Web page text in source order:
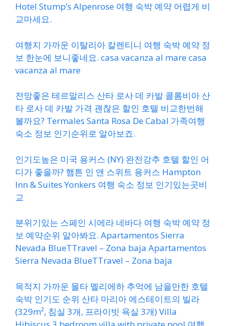
Hotel Stump’s Alpenrose 여행 숙박 예약 어렵게 비
교마세요.
여행지 가까운 이탈리아 칼렌티니 여행 숙박 예약 정
보 한눈에 보니좋네요. casa vacanza al mare casa
vacanza al mare
전망좋은 테르말리스 산타 로사 데 카발 콜롬비아 산
타 로사 데 카발 가격 괜찮은 할인 호텔 비교한번해
볼까요? Termales Santa Rosa De Cabal 가족여행
숙소 정보 인기순위로 알아보죠.
인기도높은 미국 용커스 (NY) 완전강추 호텔 할인 어
디가 좋을까? 햄튼 인 앤 스위트 용커스 Hampton
Inn & Suites Yonkers 여행 숙소 정보 인기있는곳비
교
분위기있는 스페인 시에라 네바다 여행 숙박 예약 정
보 예약순위 알아봐요. Apartamentos Sierra
Nevada BlueTTravel – Zona baja Apartamentos
Sierra Nevada BlueTTravel – Zona baja
목적지 가까운 몰타 멜리에하 추억에 남을만한 호텔
숙박 인기도 순위 산타 마리아 에스테이트의 빌라
(329m², 침실 3개, 프라이빗 욕실 3개) Villa